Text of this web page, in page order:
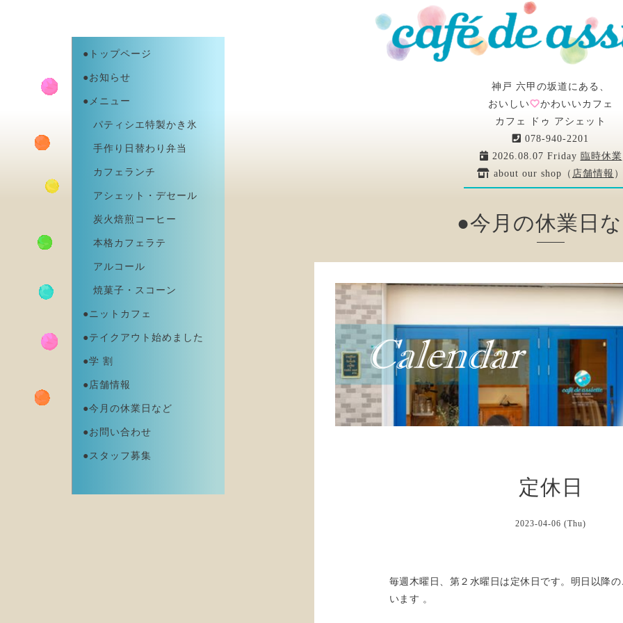
神戸 六甲の坂道にある、
おいしい
かわいいカフェ
カフェ ドゥ アシェット
078-940-2201
2026.08.07 Friday 臨時休業
about our shop（ 店舗情報
●トップページ
●お知らせ
●メニュー
パティシエ特製かき氷
手作り日替わり弁当
カフェランチ
アシェット・デセール
炭火焙煎コーヒー
本格カフェラテ
アルコール
焼菓子・スコーン
●ニットカフェ
●テイクアウト始めました
●学 割
●店舗情報
●今月の休業日など
●お問い合わせ
●スタッフ募集
●今月の休業日
定休日
2023-04-06 (Thu)
毎週木曜日、第２水曜日は定休日です。明日以降
います 。